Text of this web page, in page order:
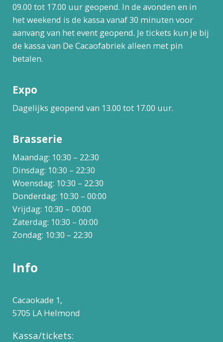
09.00 tot 17.00 uur geopend. In de avonden en in
het weekend is de kassa vanaf 30 minuten voor
aanvang van het event geopend. Je tickets kun je bij
de kassa van De Cacaofabriek alleen met pin
betalen.
Expo
Dagelijks geopend van 13.00 tot 17.00 uur.
Brasserie
Maandag: 10:30 – 22:30
Dinsdag: 10:30 – 22:30
Woensdag: 10:30 – 22:30
Donderdag: 10:30 – 00:00
Vrijdag: 10:30 – 00:00
Zaterdag: 10:30 – 00:00
Zondag: 10:30 – 22:30
Info
Cacaokade 1,
5705 LA Helmond
Kassa/tickets: